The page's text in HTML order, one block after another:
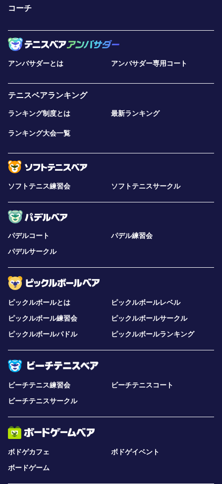
コーチ
アンバサダーとは アンバサダー専用コート
テニスベアランキング
ランキング制度とは 最新ランキング
ランキング大会一覧
ソフトテニス練習会 ソフトテニスサークル
パデルコート
パデル練習会
パデルサークル
ピックルボールとは
ピックルボールレベル
ピックルボール練習会
ピックルボールサークル
ピックルボールパドル
ピックルボールランキング
ビーチテニス練習会
ビーチテニスコート
ビーチテニスサークル
ボドゲカフェ
ボドゲイベント
ボードゲーム